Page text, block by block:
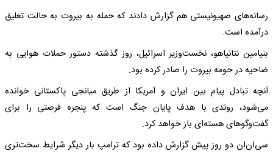
رسانه‌های صهیونیستی هم گزارش دادند که حمله به بیروت به حالت تعلیق
درآمده است.
بنیامین نتانیاهو، نخست‌وزیر اسرائیل، روز گذشته دستور حملات هوایی به
ضاحیه در حومه بیروت را صادر کرده بود.
آنچه تبادل پیام بین ایران و آمریکا از طریق میانجی پاکستانی خوانده
می‌شود، روندی با هدف پایان جنگ است که پنجره فرصتی را برای
گفت‌وگوهای هسته‌ای باز خواهد کرد.
سی‌ان‌ان دو روز پیش گزارش داده بود که ترامپ بار دیگر شرایط سخت‌تری